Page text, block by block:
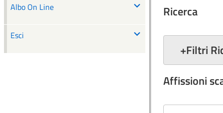
Albo On Line
Esci
Ricerca
+Filtri
Affissioni